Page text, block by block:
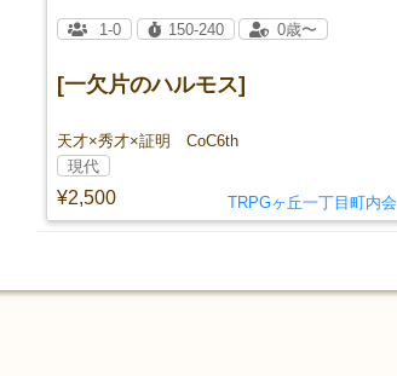
[一欠片のハルモス]
天才×秀才×証明 CoC6th
¥2,500
1-0 150-240 0歳〜
現代
TRPGヶ丘一丁目町内会